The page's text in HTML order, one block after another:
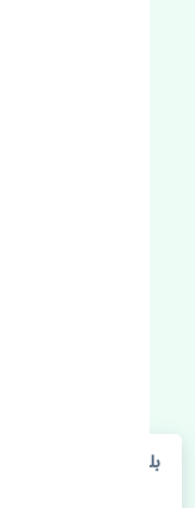
بلبرینگ چرخ جلو ABS پژو 407 چین